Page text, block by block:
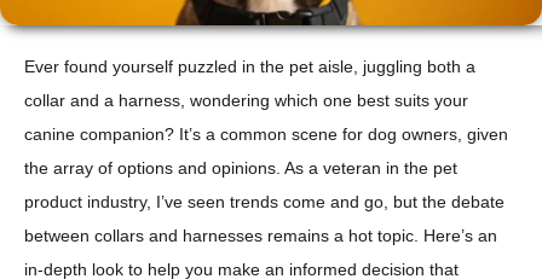
Ever found yourself puzzled in the pet aisle, juggling both a
collar and a harness, wondering which one best suits your
canine companion? It’s a common scene for dog owners, given
the array of options and opinions. As a veteran in the pet
product industry, I’ve seen trends come and go, but the debate
between collars and harnesses remains a hot topic. Here’s an
in-depth look to help you make an informed decision that